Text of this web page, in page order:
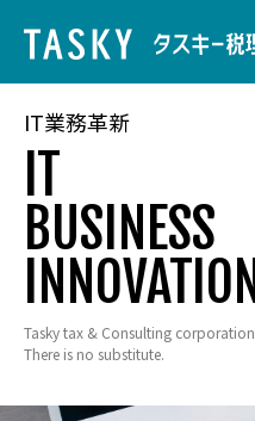
IT業務革新
IT
BUSINESS
INNOVATION
Tasky tax & Consulting corporation
There is no substitute.